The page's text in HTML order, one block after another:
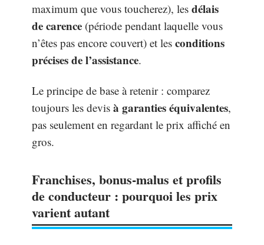
maximum que vous toucherez), les délais
de carence (période pendant laquelle vous
n’êtes pas encore couvert) et les conditions
précises de l’assistance.
Le principe de base à retenir : comparez
toujours les devis à garanties équivalentes,
pas seulement en regardant le prix affiché en
gros.
Franchises, bonus-malus et profils
de conducteur : pourquoi les prix
varient autant